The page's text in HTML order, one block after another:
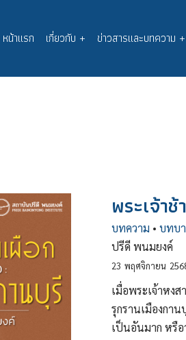
Main
หน้าแรก เกี่ยวกับ + ข่าวสารและบทความ +
พระเจ้า
บทความ • บทบ
ปรีดี พนมยงค์
23 พฤศจิกายน
เมื่อพระเจ้าหง
รุกรานเมืองกา
เป็นอันมาก หรือ